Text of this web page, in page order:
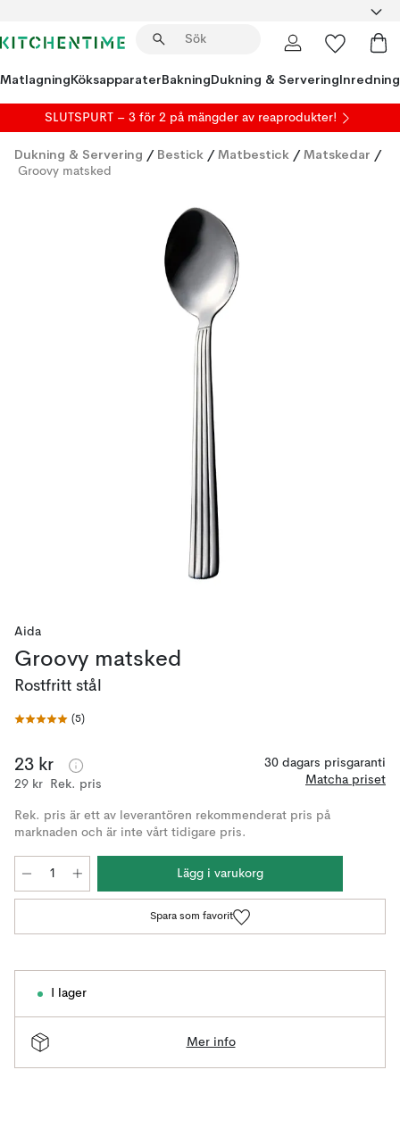
MatlagningKöksapparaterBakningDukning & ServeringInredning
SLUTSPURT – 3 för 2 på mängder av reaprodukter!
Dukning & Servering / Bestick / Matbestick / Matskedar /
Groovy matsked
Aida
Groovy matsked
Rostfritt stål
(5)
23 kr
29 kr Rek. pris
30 dagars prisgaranti
Matcha priset
Rek. pris är ett av leverantören rekommenderat pris på
marknaden och är inte vårt tidigare pris.
Lägg i varukorg
Spara som favorit
I lager
Mer info